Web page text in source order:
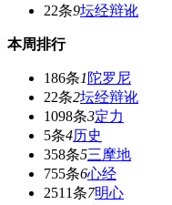
22条9坛经辩讹
本周排行
186条1 陀罗尼
22条2坛经辩讹
1098条3定力
5条4历史
358条5三摩地
755条6心经
2511条7明心